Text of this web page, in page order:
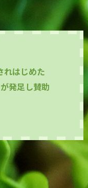
れはじめた
発足し賛助